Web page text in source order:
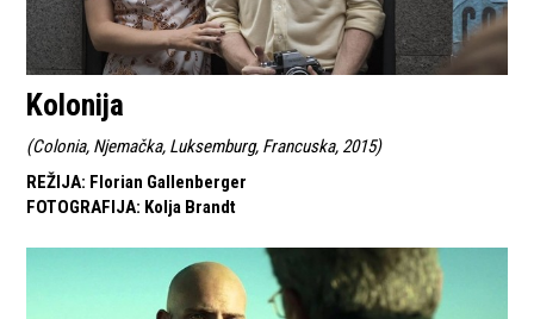
Kolonija
(Colonia, Njemačka, Luksemburg, Francuska, 2015)
REŽIJA: Florian Gallenberger
FOTOGRAFIJA: Kolja Brandt